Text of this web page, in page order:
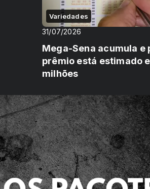
Variedades
31/07/2026
Mega-Sena acumula e
prêmio está estimado
milhões